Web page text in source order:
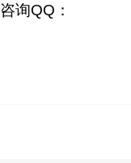
咨询QQ ：